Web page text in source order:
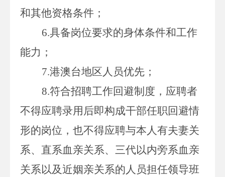
和其他资格条件；
6.具备岗位要求的身体条件和工作
能力；
7.港澳台地区人员优先；
8.符合招聘工作回避制度，应聘者
不得应聘录用后即构成干部任职回避情
形的岗位，也不得应聘与本人有夫妻关
系、直系血亲关系、三代以内旁系血亲
关系以及近姻亲关系的人员担任领导班